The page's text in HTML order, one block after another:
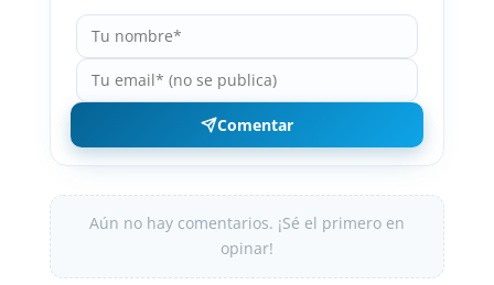
Comentar
Aún no hay comentarios. ¡Sé el primero en
opinar!